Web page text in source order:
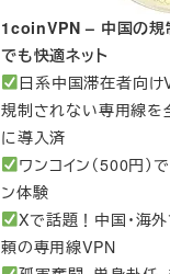
1coinVPN – 中国の規
でも快適ネット
日系中国滞在者向け
規制されない専用線を
に導入済
ワンコイン（500円）
ン体験
Xで話題！中国・海
頼の専用線VPN